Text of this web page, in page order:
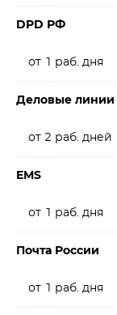
DPD РФ
от 1 раб. дня
Деловые линии
от 2 раб. дней
EMS
от 1 раб. дня
Почта России
от 1 раб. дня